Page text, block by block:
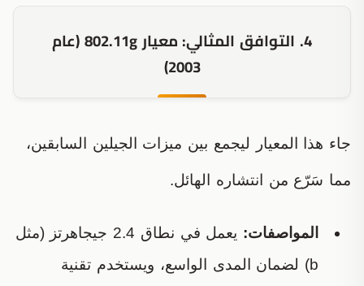
4. التوافق المثالي: معيار 802.11g (عام
2003)
جاء هذا المعيار ليجمع بين ميزات الجيلين السابقين،
مما سَرّع من انتشاره الهائل.
المواصفات:
يعمل في نطاق 2.4 جيجاهرتز (مثل
b) لضمان المدى الواسع، ويستخدم تقنية